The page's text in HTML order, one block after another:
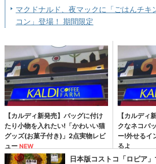
マクドナルド、夜マックに「ごはんチキ
コン」登場！ 期間限定